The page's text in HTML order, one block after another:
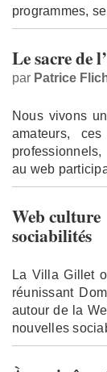
programmes,
Le sacre de
par Patrice
Nous vivons
amateurs,
professionnels,
au web
Web culture
sociabilités
La Villa Gillet
réunissant
autour de la
nouvelles